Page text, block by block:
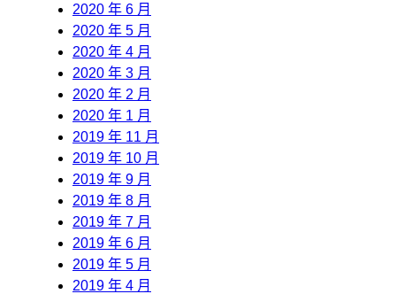
2020 年 6 月
2020 年 5 月
2020 年 4 月
2020 年 3 月
2020 年 2 月
2020 年 1 月
2019 年 11 月
2019 年 10 月
2019 年 9 月
2019 年 8 月
2019 年 7 月
2019 年 6 月
2019 年 5 月
2019 年 4 月